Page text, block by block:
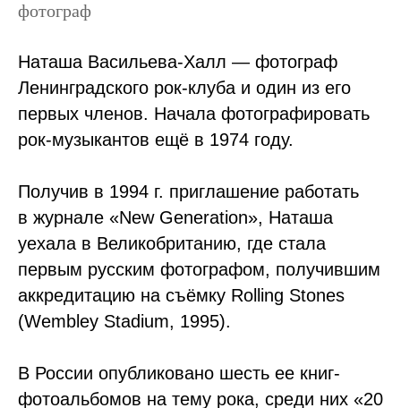
фотограф
Наташа Васильева-Халл — фотограф
Ленинградского рок-клуба и один из его
первых членов. Начала фотографировать
рок-музыкантов ещё в 1974 году.
Получив в 1994 г. приглашение работать
в журнале «New Generation», Наташа
уехала в Великобританию, где стала
первым русским фотографом, получившим
аккредитацию на съёмку Rolling Stones
(Wembley Stadium, 1995).
В России опубликовано шесть ее книг-
фотоальбомов на тему рока, среди них «20